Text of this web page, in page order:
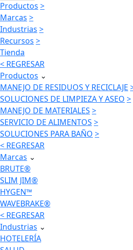
Productos >
Marcas >
Industrias >
Recursos >
Tienda
< REGRESAR
Productos ⌄
MANEJO DE RESIDUOS Y RECICLAJE
SOLUCIONES DE LIMPIEZA Y ASEO >
MANEJO DE MATERIALES >
SERVICIO DE ALIMENTOS >
SOLUCIONES PARA BAÑO >
< REGRESAR
Marcas ⌄
BRUTE®
SLIM JIM®
HYGEN™
WAVEBRAKE®
< REGRESAR
Industrias ⌄
HOTELERÍA